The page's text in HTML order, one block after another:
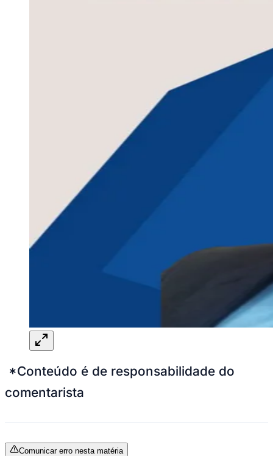
*Conteúdo é de responsabilidade do
comentarista
Comunicar erro nesta matéria